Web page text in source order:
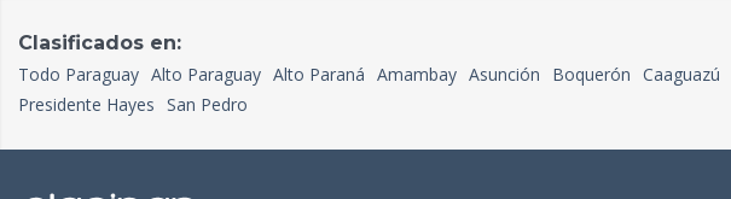
Clasificados en:
Todo Paraguay Alto Paraguay Alto Paraná Amambay Asunción Boquerón Caaguazú
Presidente Hayes San Pedro